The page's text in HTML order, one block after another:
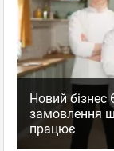
Новий бізнес
замовлення
працює